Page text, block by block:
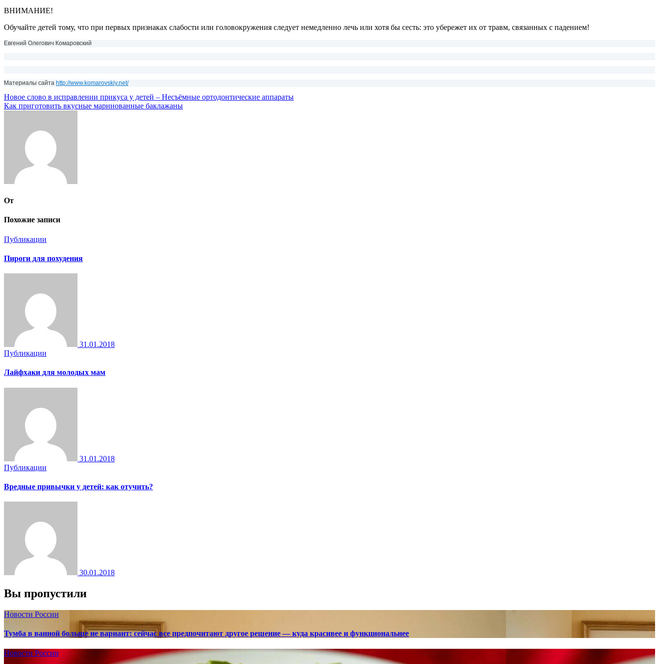
ВНИМАНИЕ!
Обучайте детей тому, что при первых признаках слабости или головокружения следует немедленно лечь или хотя бы сесть: это убережет их от травм, связанных с падением!
Евгений Олегович Комаровский
Материалы сайта http://www.komarovskiy.net/
Навигация
по
Новое слово в исправлении прикуса у детей – Несъёмные ортодонтические аппараты
Как приготовить вкусные маринованные баклажаны
От
Похожие записи
Публикации
Пироги для похудения
31.01.2018
Публикации
Лайфхаки для молодых мам
31.01.2018
Публикации
Вредные привычки у детей: как отучить?
30.01.2018
Вы пропустили
Новости России
Тумба в ванной больше не вариант: сейчас все предпочитают другое решение — куда красивее и функциональнее
Новости России